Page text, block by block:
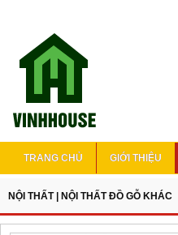
TRANG CHỦ GIỚI THIỆU
NỘI THẤT| NỘI THẤT ĐỒ GỖ KHÁC